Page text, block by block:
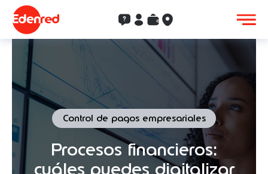
Contacto
Clientes
SaldoAceptación
Control de pagos empresariales
Procesos financieros:
cuáles puedes digitalizar